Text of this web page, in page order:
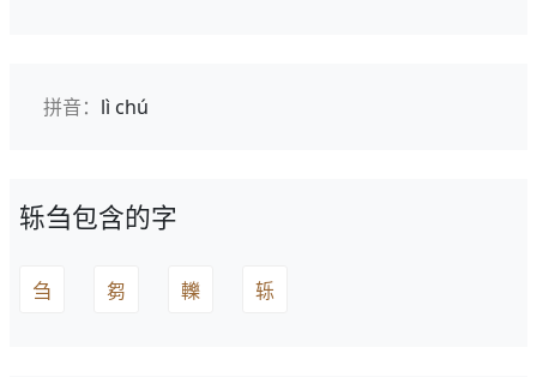
拼音： lì chú
轹刍包含的字
刍 芻 轢 轹